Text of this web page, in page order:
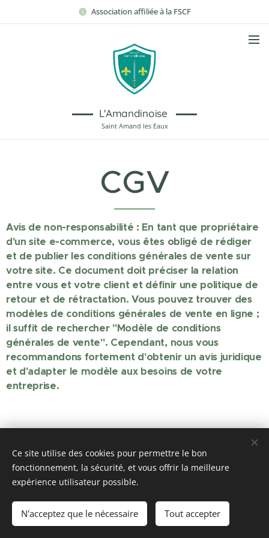
Association affiliée à la FSCF
L'Amandinoise
Saint Amand les Eaux
CGV
Avis de non-responsabilité : En tant que propriétaire
d'un site e-commerce, vous êtes obligé de rédiger
et de publier les conditions générales de vente sur
votre site. Ce document doit préciser la relation
entre vous et votre client et définir une politique de
retour et de rétractation. Vous pouvez trouver des
modèles de conditions générales de vente en ligne ;
il suffit de rechercher "Modèle de conditions
générales de vente". Cependant, nous vous
recommandons fortement d'obtenir un avis juridique
et d'adapter le modèle aux besoins de votre
entreprise.
© 2026 l'Amandinoise, Complexe Omnisports Jean Verdavaine -
rue Emile Seigneuret - 59230 Saint Amand les Eaux
Optimisé par Webnode Cookies
Ce site utilise des cookies pour permettre le bon
fonctionnement, la sécurité, et vous offrir la meilleure
expérience utilisateur possible.
N'acceptez que le nécessaire Tout accepter